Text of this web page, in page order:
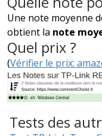
Une note moyenne
obtient la note
Quel prix ?
(Vérifier le prix:
Tests des